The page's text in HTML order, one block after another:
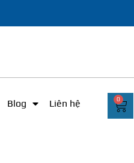
Blog Liên hệ 0